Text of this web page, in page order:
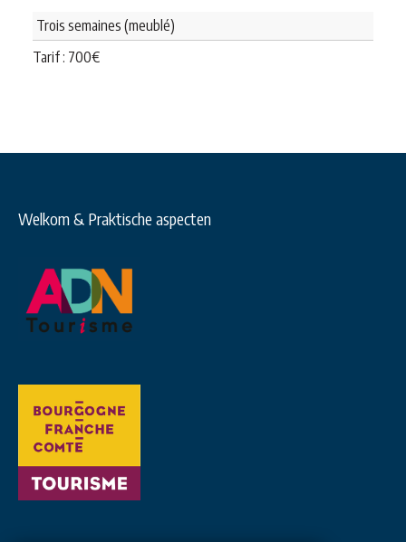
Trois semaines (meublé)
Tarif : 700€
Welkom & Praktische aspecten